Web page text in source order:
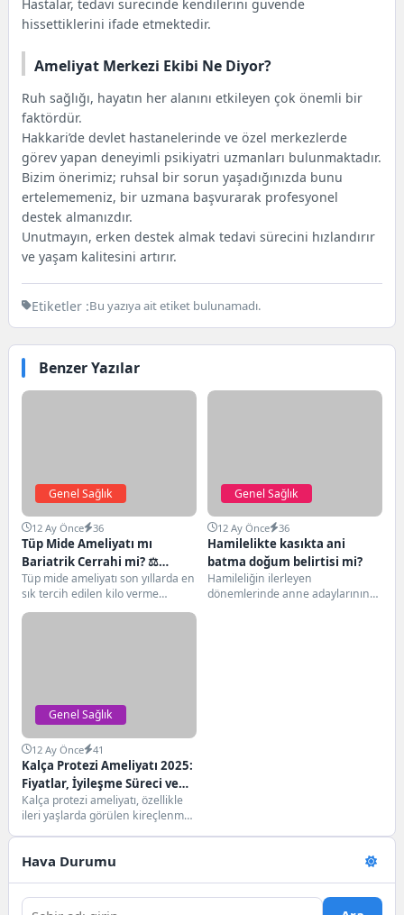
Hastalar, tedavi sürecinde kendilerini güvende
hissettiklerini ifade etmektedir.
Ameliyat Merkezi Ekibi Ne Diyor?
Ruh sağlığı, hayatın her alanını etkileyen çok önemli bir
faktördür.
Hakkari’de devlet hastanelerinde ve özel merkezlerde
görev yapan deneyimli psikiyatri uzmanları bulunmaktadır.
Bizim önerimiz; ruhsal bir sorun yaşadığınızda bunu
ertelememeniz, bir uzmana başvurarak profesyonel
destek almanızdır.
Unutmayın, erken destek almak tedavi sürecini hızlandırır
ve yaşam kalitesini artırır.
Etiketler :Bu yazıya ait etiket bulunamadı.
Benzer Yazılar
Genel Sağlık
12 Ay Önce 36
Tüp Mide Ameliyatı mı
Bariatrik Cerrahi mi? ⚖️
Hangisi Daha Hızlı ve Kalıcı
Kilo Verdirir?
Tüp mide ameliyatı son yıllarda en
sık tercih edilen kilo verme
cerrahilerinden biridir. Ancak
Genel Sağlık
12 Ay Önce 36
Hamilelikte kasıkta ani
batma doğum belirtisi mi?
Hamileliğin ilerleyen
dönemlerinde anne adaylarının
Genel Sağlık
12 Ay Önce 41
Kalça Protezi Ameliyatı 2025:
Fiyatlar, İyileşme Süreci ve
Riskler
Kalça protezi ameliyatı, özellikle
ileri yaşlarda görülen kireçlenme
ekleminde...
Hava Durumu